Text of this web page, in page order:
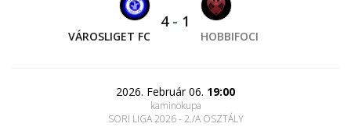
VÁROSLIGET FC
4- 1
HOBBIFOCI
2026. Február 06. 19:00
kaminokupa
SORI LIGA 2026 - 2./A OSZTÁLY